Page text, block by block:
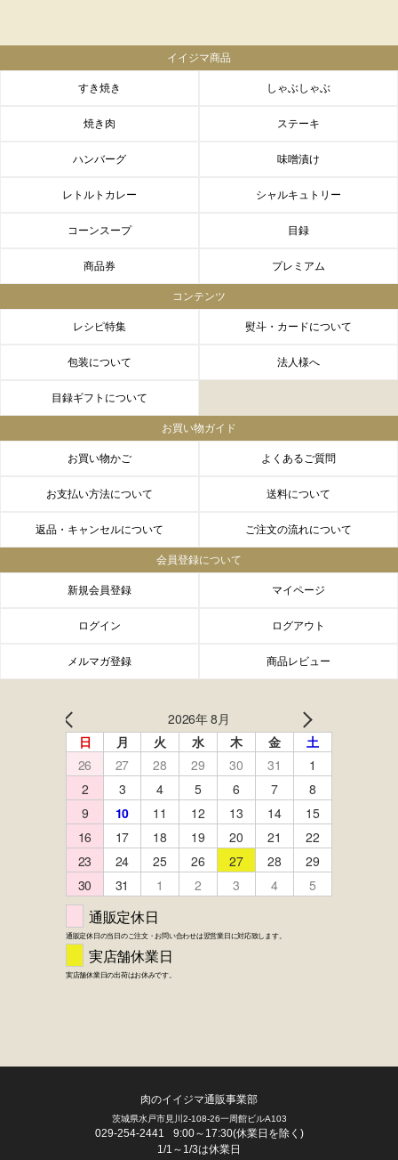
FACEBOOK twitter instagram
イイジマ商品
すき焼き しゃぶしゃぶ
焼き肉 ステーキ
ハンバーグ 味噌漬け
レトルトカレー シャルキュトリー
コーンスープ 目録
商品券 プレミアム
コンテンツ
レシピ特集 熨斗・カードについて
包装について 法人様へ
目録ギフトについて
お買い物ガイド
お買い物かご よくあるご質問
お支払い方法について 送料について
返品・キャンセルについて ご注文の流れについて
会員登録について
新規会員登録 マイページ
ログイン ログアウト
メルマガ登録 商品レビュー
肉のイイジマ通販事業部
茨城県水戸市見川2-108-26一周館ビルA103
029-254-2441
9:00～17:30(休業日を除く)
1/1～1/3は休業日